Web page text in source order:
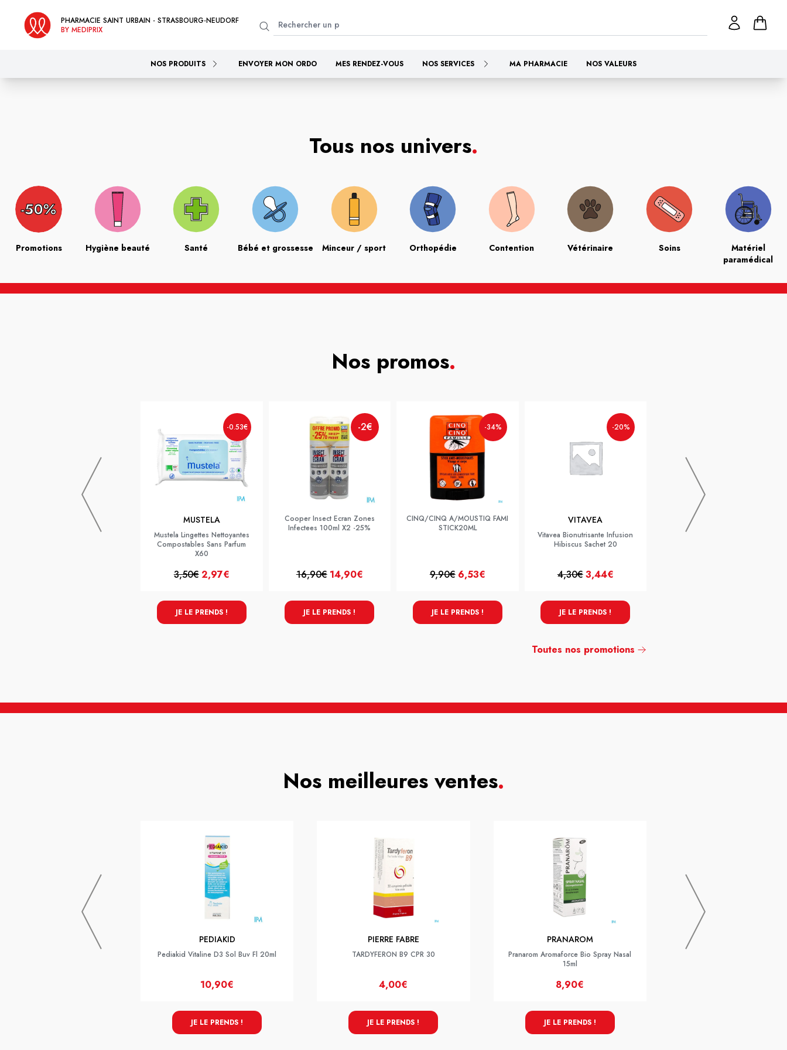
PHARMACIE SAINT URBAIN - STRASBOURG-NEUDORF
BY MEDIPRIX
NOS PRODUITS ENVOYER MON ORDO MES RENDEZ-VOUS NOS SERVICES MA PHARMACIE NOS VALEURS
Tous nos univers.
Promotions Hygiène beauté Santé Bébé et grossesse Minceur / sport Orthopédie Contention Vétérinaire Soins
Matériel
paramédical
Nos promos.
-0.53€
MUSTELA
Mustela Lingettes Nettoyantes
Compostables Sans Parfum
X60
3,50€2,97€
JE LE PRENDS !
-2€
Cooper Insect Ecran Zones
Infectees 100ml X2 -25%
16,90€ 14,90€
JE LE PRENDS !
-34%
CINQ/CINQ A/MOUSTIQ FAMI
STICK20ML
9,90€ 6,53€
JE LE PRENDS !
-20%
VITAVEA
Vitavea Bionutrisante Infusion
Hibiscus Sachet 20
4,30€3,44€
JE LE PRENDS !
Toutes nos promotions
Nos meilleures ventes.
PEDIAKID
Pediakid Vitaline D3 Sol Buv Fl 20ml
10,90€
JE LE PRENDS !
PIERRE FABRE
TARDYFERON B9 CPR 30
4,00€
JE LE PRENDS !
PRANAROM
Pranarom Aromaforce Bio Spray Nasal
15ml
8,90€
JE LE PRENDS !